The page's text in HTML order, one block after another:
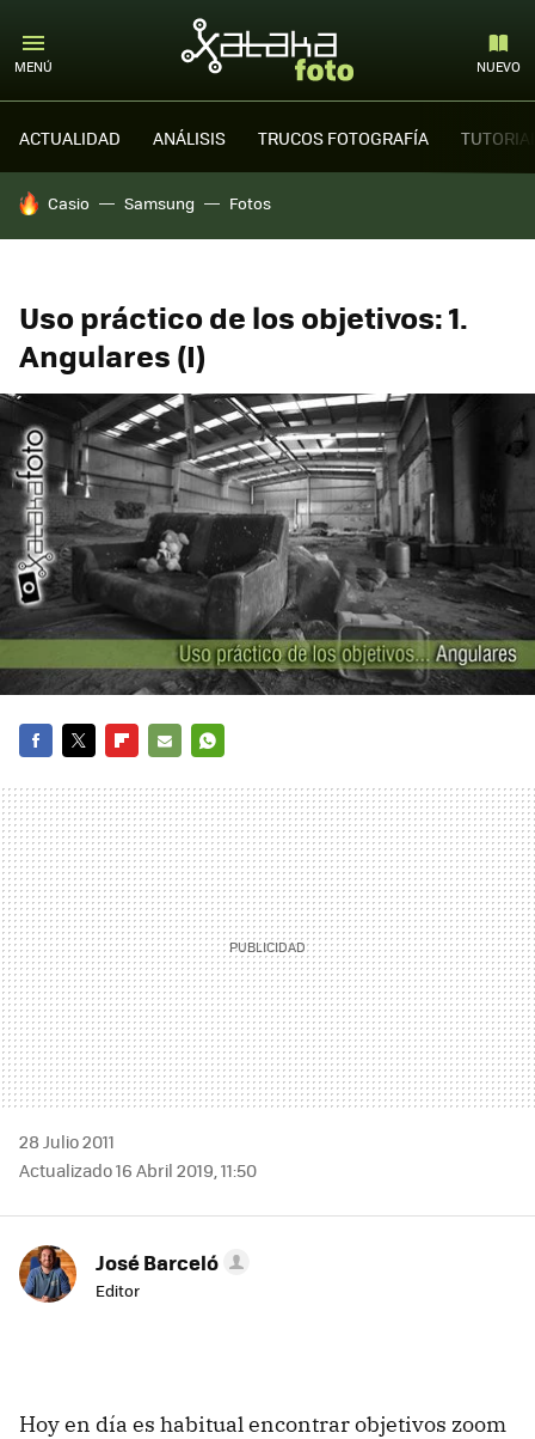
MENÚ NUEVO
ACTUALIDAD ANÁLISIS TRUCOS FOTOGRAFÍA
HOY SE HABLA DE
Casio Samsung Fotos
Uso práctico de los objetivos: 1.
Angulares (I)
MAIL
28 Julio 2011
Actualizado 16 Abril 2019, 11:50
José Barceló
Editor
Hoy en día es habitual encontrar objetivos zoom